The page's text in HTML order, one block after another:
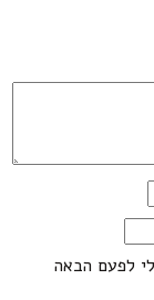
לפעם הבאה